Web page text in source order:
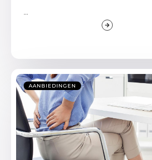
...
AANBIEDINGEN